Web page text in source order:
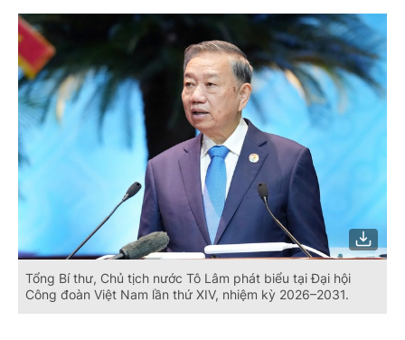
Tổng Bí thư, Chủ tịch nước Tô Lâm phát biểu tại Đại hội
Công đoàn Việt Nam lần thứ XIV, nhiệm kỳ 2026–2031.